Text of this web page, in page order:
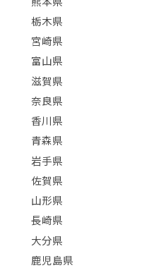
栃木県
宮崎県
富山県
滋賀県
奈良県
香川県
青森県
岩手県
佐賀県
山形県
長崎県
大分県
鹿児島県